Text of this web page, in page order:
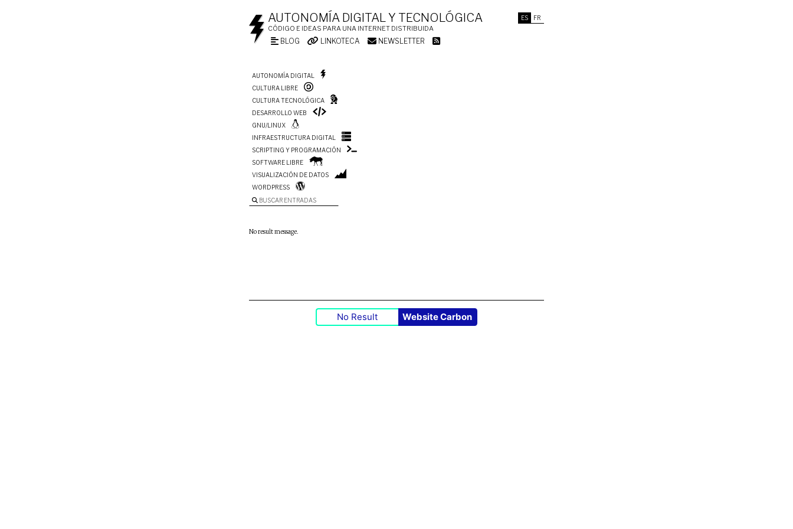
ES FR
AUTONOMÍA DIGITAL Y TECNOLÓGICA
CÓDIGO E IDEAS PARA UNA INTERNET DISTRIBUIDA
BLOG LINKOTECA NEWSLETTER
AUTONOMÍA DIGITAL
CULTURA LIBRE
CULTURA TECNOLÓGICA
DESARROLLO WEB
GNU/LINUX
INFRAESTRUCTURA DIGITAL
SCRIPTING Y PROGRAMACIÓN
SOFTWARE LIBRE
VISUALIZACIÓN DE DATOS
WORDPRESS
BUSCAR ENTRADAS
No result message.
No Result Website Carbon